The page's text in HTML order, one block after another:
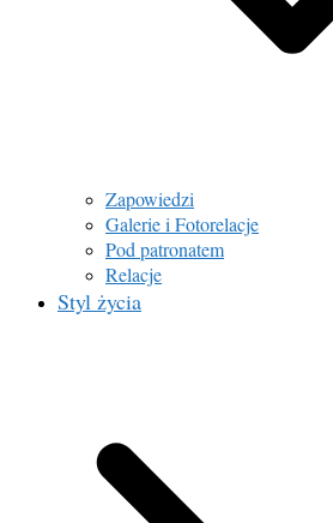
Zapowiedzi
Galerie i Fotorelacje
Pod patronatem
Relacje
Styl życia